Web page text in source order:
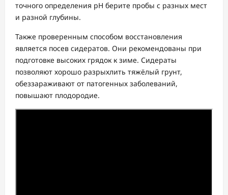
точного определения pH берите пробы с разных мест
и разной глубины.
Также проверенным способом восстановления
является посев сидератов. Они рекомендованы при
подготовке высоких грядок к зиме. Сидераты
позволяют хорошо разрыхлить тяжёлый грунт,
обеззараживают от патогенных заболеваний,
повышают плодородие.